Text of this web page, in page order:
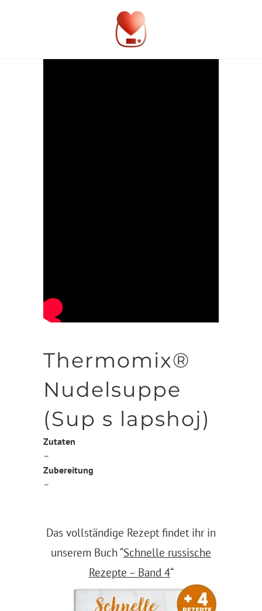
Thermomix®
Nudelsuppe
(Sup s lapshoj)
Zutaten
–
Zubereitung
–
Das vollständige Rezept findet ihr in
unserem Buch “Schnelle russische
Rezepte – Band 4“